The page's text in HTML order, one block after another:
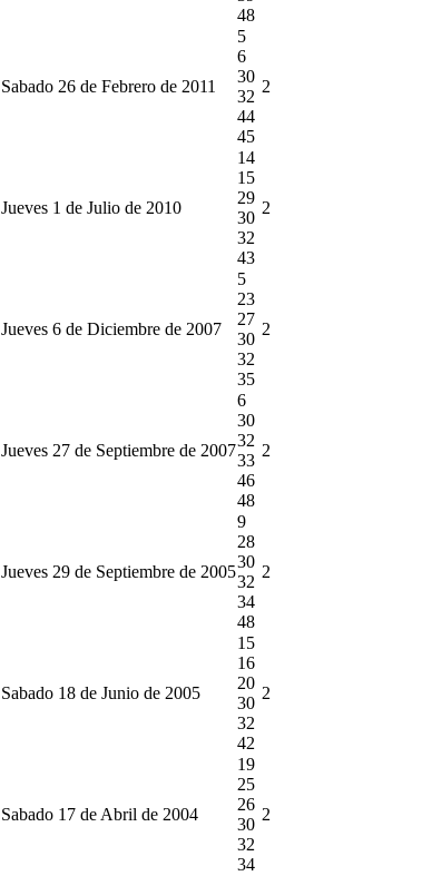
48
Sabado 26 de Febrero de 2011
5
6
30
32
44
45
2
Jueves 1 de Julio de 2010
14
15
29
30
32
43
2
Jueves 6 de Diciembre de 2007
5
23
27
30
32
35
2
Jueves 27 de Septiembre de 2007
6
30
32
33
46
48
2
Jueves 29 de Septiembre de 2005
9
28
30
32
34
48
2
Sabado 18 de Junio de 2005
15
16
20
30
32
42
2
Sabado 17 de Abril de 2004
19
25
26
30
32
34
2